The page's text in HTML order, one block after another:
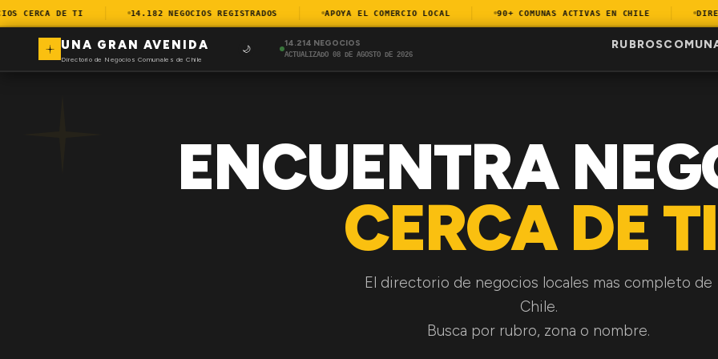
CERCA DE TI 14.182 NEGOCIOS REGISTRADOS APOYA EL COMERCIO LOCAL 90+ COMUNAS ACTIVAS EN CHILE
UNA GRAN AVENIDA
Directorio de Negocios Comunales de Chile
🌙
14.214 NEGOCIOS
ACTUALIZADO 08 DE AGOSTO DE 2026
RUBROS
ENCUENTRA
CERCA DE
El directorio de negocios locales mas completo de
Chile.
Busca por rubro, zona o nombre.